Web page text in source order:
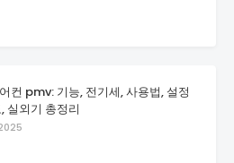
컨 pmv: 기능, 전기세, 사용법, 설정
실외기 총정리